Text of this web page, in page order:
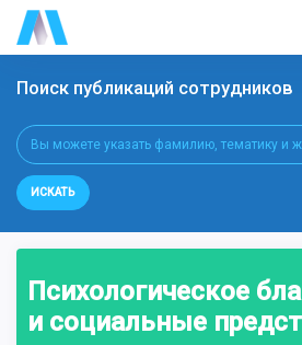
Поиск публикаций сотрудников
ИСКАТЬ
Психологическое
и социальные